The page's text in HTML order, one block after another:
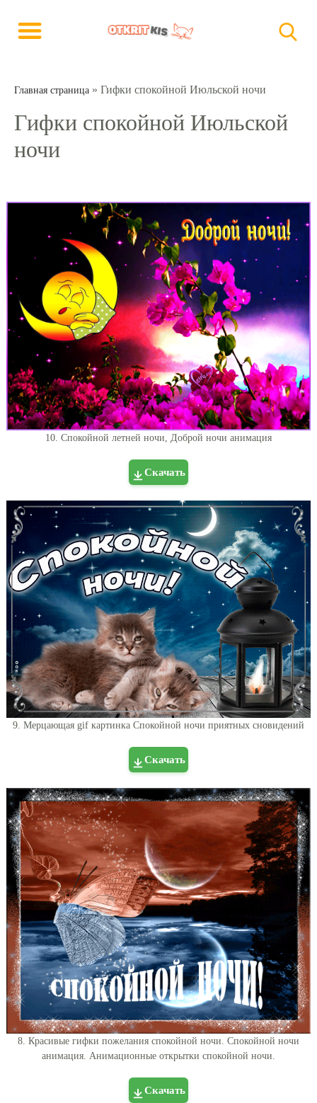
Главная страница » Гифки спокойной Июльской ночи
Гифки спокойной Июльской
ночи
10. Спокойной летней ночи, Доброй ночи анимация
Скачать
9. Мерцающая gif картинка Спокойной ночи приятных сновидений
Скачать
8. Красивые гифки пожелания спокойной ночи. Спокойной ночи
анимация. Анимационные открытки спокойной ночи.
Скачать